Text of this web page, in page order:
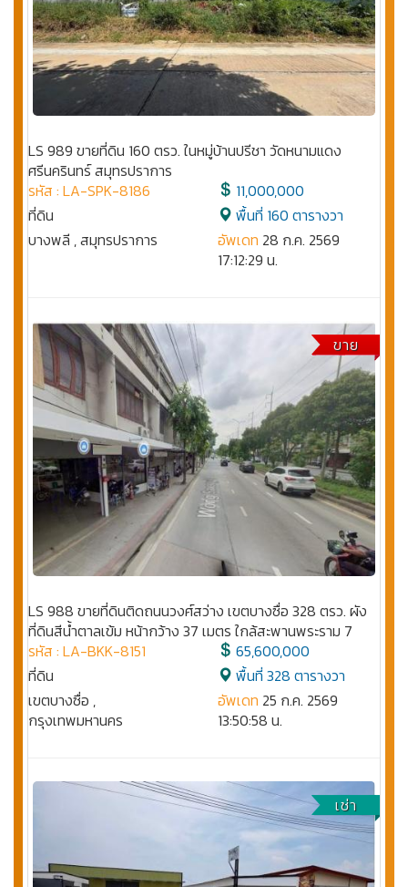
LS 989 ขายที่ดิน 160 ตรว. ในหมู่บ้านปรีชา วัดหนามแดง
ศรีนครินทร์ สมุทรปราการ
รหัส : LA-SPK-8186
ที่ดิน
บางพลี , สมุทรปราการ
11,000,000
พื้นที่ 160 ตารางวา
อัพเดท 28 ก.ค. 2569
17:12:29 น.
ขาย
LS 988 ขายที่ดินติดถนนวงศ์สว่าง เขตบางซื่อ 328 ตรว. ผัง
ที่ดินสีน้ำตาลเข้ม หน้ากว้าง 37 เมตร ใกล้สะพานพระราม 7
รหัส : LA-BKK-8151
ที่ดิน
เขตบางซื่อ ,
กรุงเทพมหานคร
65,600,000
พื้นที่ 328 ตารางวา
อัพเดท 25 ก.ค. 2569
13:50:58 น.
เช่า